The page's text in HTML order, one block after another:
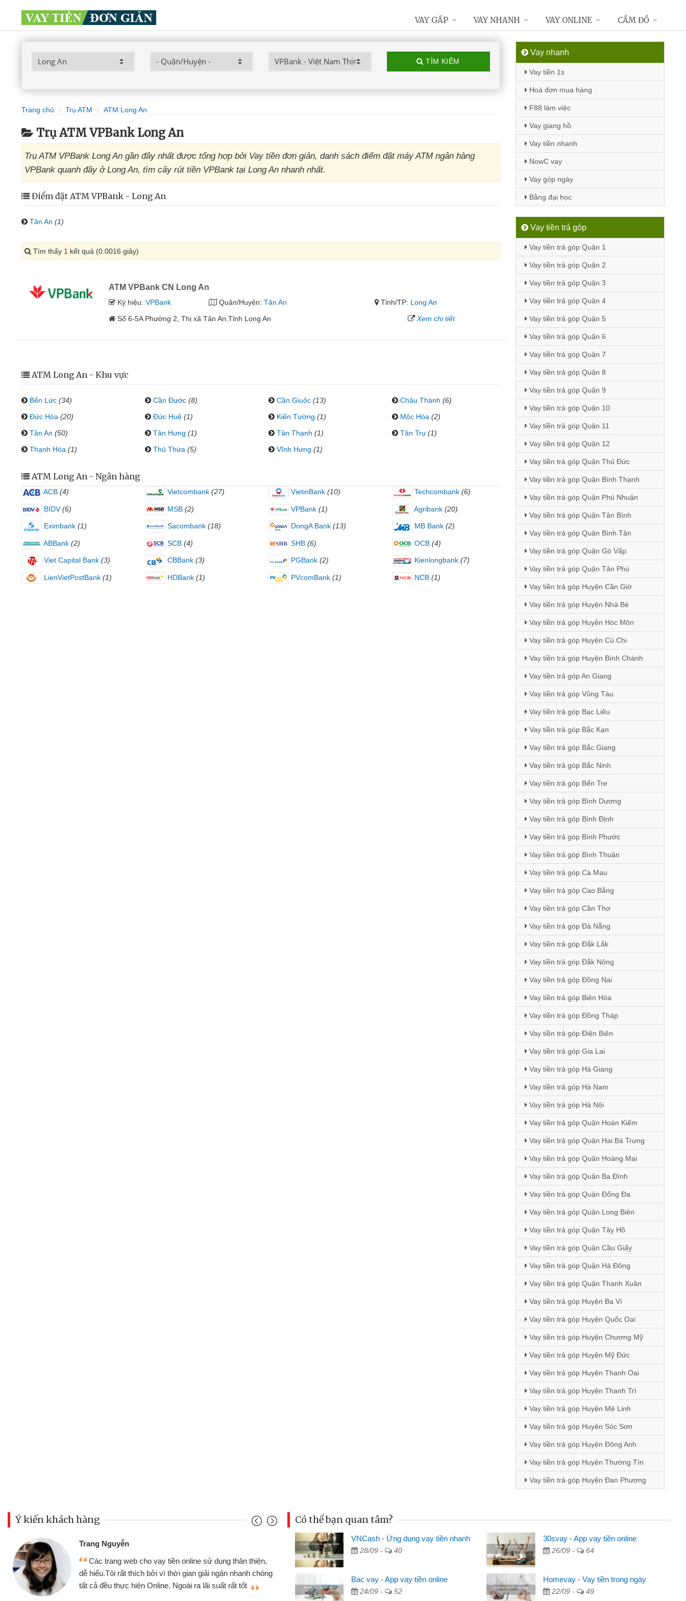
TÌM KIẾM
Trang chủ Trụ ATM ATM Long An
Trụ ATM VPBank Long An
Trụ ATM VPBank Long An gần đây nhất được tổng hợp bởi Vay tiền đơn giản, danh sách điểm đặt máy ATM ngân hàng
VPBank quanh đây ở Long An, tìm cây rút tiền VPBank tại Long An nhanh nhất.
Điểm đặt ATM VPBank - Long An
Tân An (1)
Tìm thấy 1 kết quả (0.0016 giây)
ATM VPBank CN Long An
Ký hiệu:VPBank Quận/Huyện: Tân An Tỉnh/TP: Long An
Số 6-5A Phường 2, Thị xã Tân An,Tỉnh Long An
Xem chi tiết
ATM Long An - Khu vực
Bến Lức (34) Cần Đước (8) Cần Giuộc (13) Châu Thành (6)
Đức Hòa (20) Đức Huệ (1) Kiến Tường (1) Mộc Hóa (2)
Tân An (50) Tân Hưng (1) Tân Thạnh (1) Tân Trụ (1)
Thạnh Hóa (1) Thủ Thừa (5) Vĩnh Hưng (1)
ATM Long An - Ngân hàng
ACB (4) Vietcombank (27) VietinBank (10) Techcombank (6)
BIDV (6) MSB (2) VPBank (1) Agribank (20)
Eximbank (1) Sacombank (18) DongA Bank (13) MB Bank (2)
ABBank (2) SCB (4) SHB (6) OCB (4)
Viet Capital Bank (3) CBBank (3) PGBank (2) Kienlongbank (7)
LienVietPostBank (1) HDBank (1) PVcomBank (1) NCB (1)
Vay nhanh
Vay tiền 1s
Hoá đơn mua hàng
F88 làm việc
Vay giang hồ
Vay tiền nhanh
NowC vay
Vay góp ngày
Bằng đại học
Vay tiền trả góp
Vay tiền trả góp Quận 1
Vay tiền trả góp Quận 2
Vay tiền trả góp Quận 3
Vay tiền trả góp Quận 4
Vay tiền trả góp Quận 5
Vay tiền trả góp Quận 6
Vay tiền trả góp Quận 7
Vay tiền trả góp Quận 8
Vay tiền trả góp Quận 9
Vay tiền trả góp Quận 10
Vay tiền trả góp Quận 11
Vay tiền trả góp Quận 12
Vay tiền trả góp Quận Thủ Đức
Vay tiền trả góp Quận Bình Thạnh
Vay tiền trả góp Quận Phú Nhuận
Vay tiền trả góp Quận Tân Bình
Vay tiền trả góp Quận Bình Tân
Vay tiền trả góp Quận Gò Vấp
Vay tiền trả góp Quận Tân Phú
Vay tiền trả góp Huyện Cần Giờ
Vay tiền trả góp Huyện Nhà Bè
Vay tiền trả góp Huyện Hóc Môn
Vay tiền trả góp Huyện Củ Chi
Vay tiền trả góp Huyện Bình Chánh
Vay tiền trả góp An Giang
Vay tiền trả góp Vũng Tàu
Vay tiền trả góp Bạc Liêu
Vay tiền trả góp Bắc Kạn
Vay tiền trả góp Bắc Giang
Vay tiền trả góp Bắc Ninh
Vay tiền trả góp Bến Tre
Vay tiền trả góp Bình Dương
Vay tiền trả góp Bình Định
Vay tiền trả góp Bình Phước
Vay tiền trả góp Bình Thuận
Vay tiền trả góp Cà Mau
Vay tiền trả góp Cao Bằng
Vay tiền trả góp Cần Thơ
Vay tiền trả góp Đà Nẵng
Vay tiền trả góp Đắk Lắk
Vay tiền trả góp Đắk Nông
Vay tiền trả góp Đồng Nai
Vay tiền trả góp Biên Hòa
Vay tiền trả góp Đồng Tháp
Vay tiền trả góp Điện Biên
Vay tiền trả góp Gia Lai
Vay tiền trả góp Hà Giang
Vay tiền trả góp Hà Nam
Vay tiền trả góp Hà Nội
Vay tiền trả góp Quận Hoàn Kiếm
Vay tiền trả góp Quận Hai Bà Trưng
Vay tiền trả góp Quận Hoàng Mai
Vay tiền trả góp Quận Ba Đình
Vay tiền trả góp Quận Đống Đa
Vay tiền trả góp Quận Long Biên
Vay tiền trả góp Quận Tây Hồ
Vay tiền trả góp Quận Cầu Giấy
Vay tiền trả góp Quận Hà Đông
Vay tiền trả góp Quận Thanh Xuân
Vay tiền trả góp Huyện Ba Vì
Vay tiền trả góp Huyện Quốc Oai
Vay tiền trả góp Huyện Chương Mỹ
Vay tiền trả góp Huyện Mỹ Đức
Vay tiền trả góp Huyện Thanh Oai
Vay tiền trả góp Huyện Thanh Trì
Vay tiền trả góp Huyện Mê Linh
Vay tiền trả góp Huyện Sóc Sơn
Vay tiền trả góp Huyện Đông Anh
Vay tiền trả góp Huyện Thường Tín
Vay tiền trả góp Huyện Đan Phượng
VAY GẤP VAY NHANH VAY ONLINE CẦM ĐỒ
Ý kiến khách hàng
thân thiện,
chóng
tốt
Đoàn Hữu Cảnh
Mình cần tiền gấp nên định cầm cố chiếc xe wave
nhưng thật may đã có gói vay tiền bằng CMND online
không cần gặp mặt nên rất tiện lợi, sẽ giới thiệu cho bạn
Mai Lan - Sinh viên
Tôi biết đến thông qua quảng cáo trên facebook. Tôi là
sinh viên nên cần đóng tiền nhà, sinh nhật bạn bè, mà đọc
thấy thủ tục nhanh gọn nên tôi quyết định vay
Có thể bạn quan tâm?
VNCash - Ứng dụng vay tiền nhanh
28/09 - 40
30svay - App vay tiền online
26/09 - 64
Bac vay - App vay tiền online
24/09 - 52
Homevay - Vay tiền trong ngày
22/09 - 49